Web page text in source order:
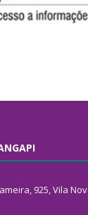
925, Vila